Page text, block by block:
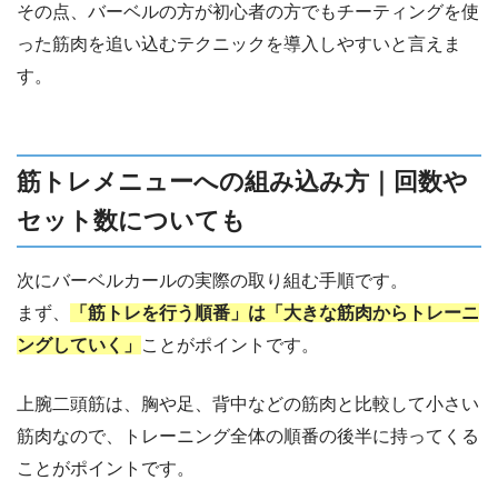
その点、バーベルの方が初心者の方でもチーティングを使
った筋肉を追い込むテクニックを導入しやすいと言えま
す。
筋トレメニューへの組み込み方｜回数や
セット数についても
次にバーベルカールの実際の取り組む手順です。
まず、
「筋トレを行う順番」は「大きな筋肉からトレーニ
ングしていく」 ことがポイントです。
上腕二頭筋は、胸や足、背中などの筋肉と比較して小さい
筋肉なので、トレーニング全体の順番の後半に持ってくる
ことがポイントです。